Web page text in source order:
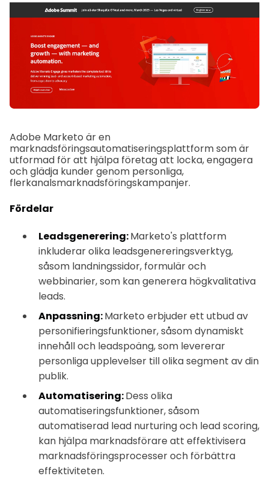
Adobe Marketo är en
marknadsföringsautomatiseringsplattform som är
utformad för att hjälpa företag att locka, engagera
och glädja kunder genom personliga,
flerkanalsmarknadsföringskampanjer.
Fördelar
Leadsgenerering:Marketo's plattform
inkluderar olika leadsgenereringsverktyg,
såsom landningssidor, formulär och
webbinarier, som kan generera högkvalitativa
leads.
Anpassning:Marketo erbjuder ett utbud av
personifieringsfunktioner, såsom dynamiskt
innehåll och leadspoäng, som levererar
personliga upplevelser till olika segment av din
publik.
Automatisering:Dess olika
automatiseringsfunktioner, såsom
automatiserad lead nurturing och lead scoring,
kan hjälpa marknadsförare att effektivisera
marknadsföringsprocesser och förbättra
effektiviteten.